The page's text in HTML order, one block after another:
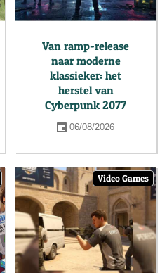
Van ramp-release
naar moderne
klassieker: het
herstel van
Cyberpunk 2077
06/08/2026
Video Games